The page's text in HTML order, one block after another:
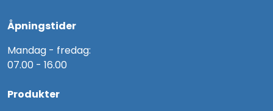
Åpningstider
Mandag - fredag:
07.00 - 16.00
Produkter